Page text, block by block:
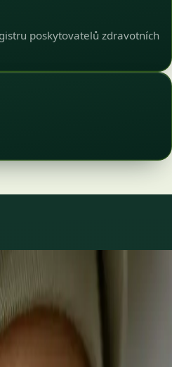
poskytovatelů zdravotních